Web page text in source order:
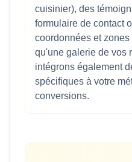
cuisinier), des
formulaire de contact
coordonnées et
qu'une galerie de vos
intégrons également
spécifiques à votre
conversions.